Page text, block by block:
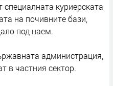
куриерската
на почивните бази,
под наем.
администрация,
в частния сектор.